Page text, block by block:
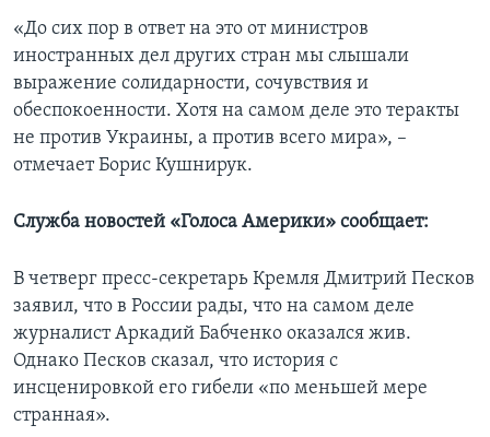
«До сих пор в ответ на это от министров
иностранных дел других стран мы слышали
выражение солидарности, сочувствия и
обеспокоенности. Хотя на самом деле это теракты
не против Украины, а против всего мира», –
отмечает Борис Кушнирук.
Служба новостей «Голоса Америки» сообщает:
В четверг пресс-секретарь Кремля Дмитрий Песков
заявил, что в России рады, что на самом деле
журналист Аркадий Бабченко оказался жив.
Однако Песков сказал, что история с
инсценировкой его гибели «по меньшей мере
странная».